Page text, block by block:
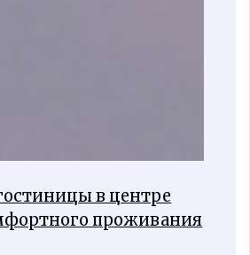
в центре
проживания